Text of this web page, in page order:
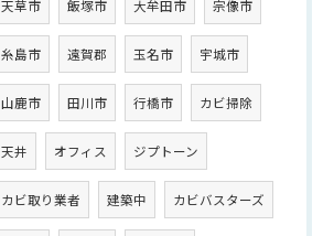
天草市 飯塚市 大牟田市 宗像市
糸島市 遠賀郡 玉名市 宇城市
山鹿市 田川市 行橋市 カビ掃除
天井 オフィス ジプトーン
カビ取り業者 建築中 カビバスターズ